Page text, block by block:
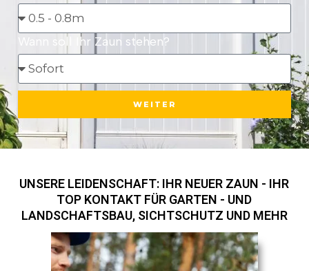
Wann soll Ihr Zaun stehen?
WEITER
UNSERE LEIDENSCHAFT: IHR NEUER ZAUN - IHR
TOP KONTAKT FÜR GARTEN - UND
LANDSCHAFTSBAU, SICHTSCHUTZ UND MEHR